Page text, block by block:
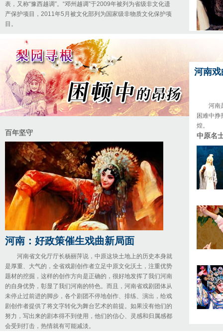
表，又称“豫西越调”。“邓州越调”于2009年被列为省级非文化遗
产保护项目，2011年5月被文化部列为国家级非物质文化保护项
目。
百年坚守
河南：好政策催生戏曲新局面
河南省文化厅厅长杨丽萍说，中原这块土地上的历史本身就
是厚重、大气的，全省戏剧创作者立足中原文化沃土，注重优势
题材的挖掘，这样的创作方向是正确的，很好地发挥了我们河南
的自身优势，彰显了我们河南的特色。而且，河南省戏剧团体从
未停止过前进的脚步，各个剧团不停地创作、排练、演出，给戏
剧创作者提供了将文字转化为舞台艺术的前提。如果没有他们的
努力，写出来的剧本得不到使用，他们的信心、灵感和归属感都
会受到打击，热情就有可能减淡。
河南
河南是
困难中挣
煌。
中原名